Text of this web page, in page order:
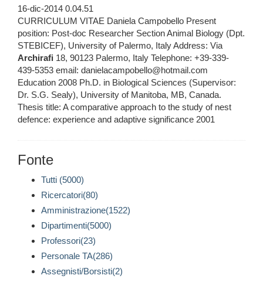
16-dic-2014 0.04.51
CURRICULUM VITAE Daniela Campobello Present
position: Post-doc Researcher Section Animal Biology (Dpt.
STEBICEF), University of Palermo, Italy Address: Via
Archirafi 18, 90123 Palermo, Italy Telephone: +39-339-
439-5353 email: danielacampobello@hotmail.com
Education 2008 Ph.D. in Biological Sciences (Supervisor:
Dr. S.G. Sealy), University of Manitoba, MB, Canada.
Thesis title: A comparative approach to the study of nest
defence: experience and adaptive significance 2001
Fonte
Tutti (5000)
Ricercatori(80)
Amministrazione(1522)
Dipartimenti(5000)
Professori(23)
Personale TA(286)
Assegnisti/Borsisti(2)